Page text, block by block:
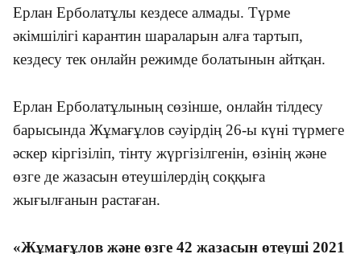
Ерлан Ерболатұлы кездесе алмады. Түрме
әкімшілігі карантин шараларын алға тартып,
кездесу тек онлайн режимде болатынын айтқан.
Ерлан Ерболатұлының сөзінше, онлайн тілдесу
барысында Жұмағұлов сәуірдің 26-ы күні түрмеге
әскер кіргізіліп, тінту жүргізілгенін, өзінің және
өзге де жазасын өтеушілердің соққыға
жығылғанын растаған.
«Жұмағұлов және өзге 42 жазасын өтеуші 2021